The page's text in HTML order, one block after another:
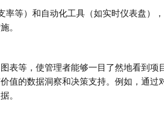
等）和自动化工具（如实时仪表盘）
。
表等，使管理者能够一目了然地看到项
值的数据洞察和决策支持。例如，通过
。